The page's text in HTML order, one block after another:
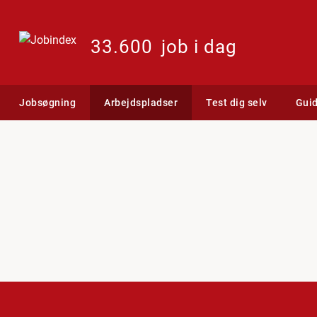
33.600 job i dag
Jobsøgning Arbejdspladser Test dig selv